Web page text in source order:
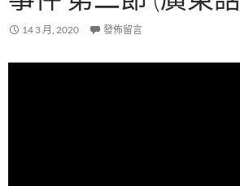
14 3 月, 2020 發佈留言